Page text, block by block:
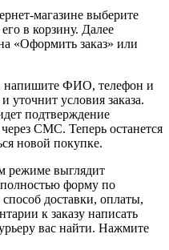
магазине выберите
в корзину. Далее
«Оформить заказ» или
напишите ФИО, телефон и
уточнит условия заказа.
подтверждение
СМС. Теперь останется
новой покупке.
режиме выглядит
форму по
доставки, оплаты,
к заказу написать
вас найти. Нажмите